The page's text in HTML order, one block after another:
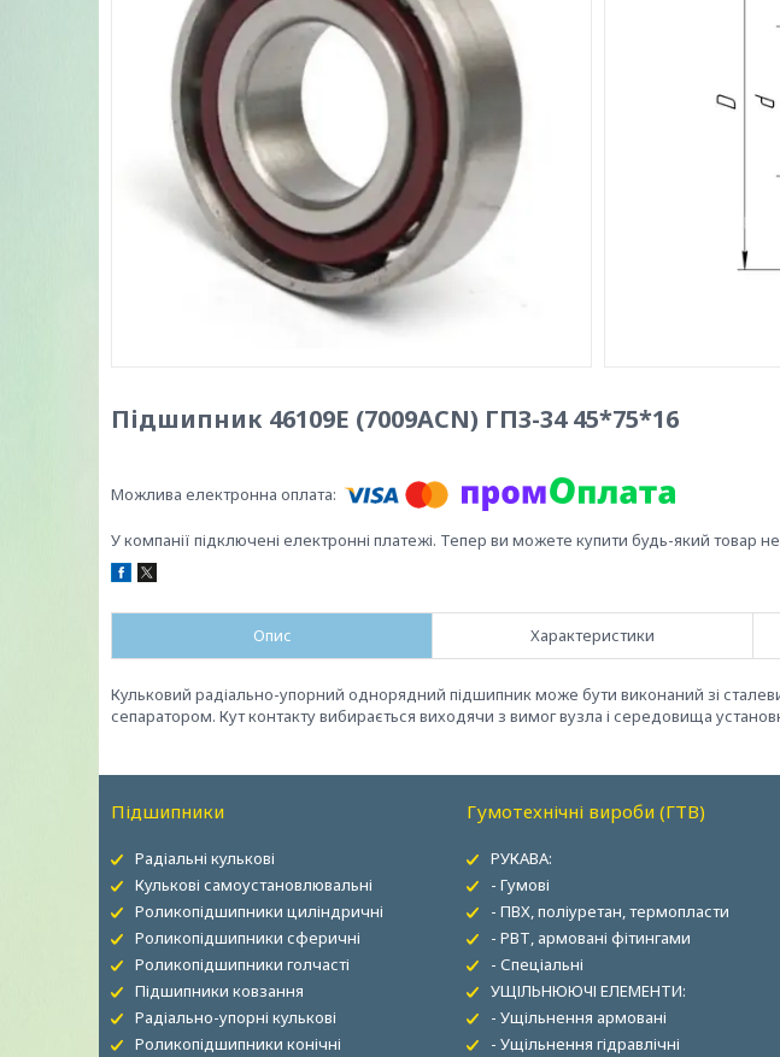
Підшипник 46109Е (7009ACN) ГПЗ-34 45*75*16
У компанії підключені електронні платежі. Тепер ви можете купити будь-який товар
Опис Характеристики
Кульковий радіально-упорний однорядний підшипник може бути виконаний зі
сепаратором. Кут контакту вибирається виходячи з вимог вузла і середовища
Підшипники
Радіальні кулькові
Кулькові самоустановлювальні
Роликопідшипники циліндричні
Роликопідшипники сферичні
Роликопідшипники голчасті
Підшипники ковзання
Радіально-упорні кулькові
Роликопідшипники конічні
Гумотехнічні вироби (ГТВ)
РУКАВА:
- Гумові
- ПВХ, поліуретан, термопласти
- РВТ, армовані фітингами
- Спеціальні
УЩІЛЬНЮЮЧІ ЕЛЕМЕНТИ:
- Ущільнення армовані
- Ущільнення гідравлічні